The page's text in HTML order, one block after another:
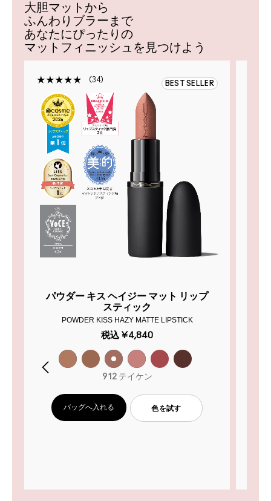
大胆マットから
ふんわりブラーまで
あなたにぴったりの
マットフィニッシュを見つけよう
34 BEST SELLER
パウダー キス ヘイジー マット リップ
スティック
POWDER KISS HAZY MATTE LIPSTICK
税込 ¥4,840
912 テイケン
バッグへ入れる 色を試す